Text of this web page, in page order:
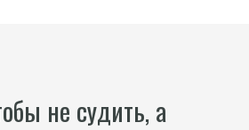
не судить, а